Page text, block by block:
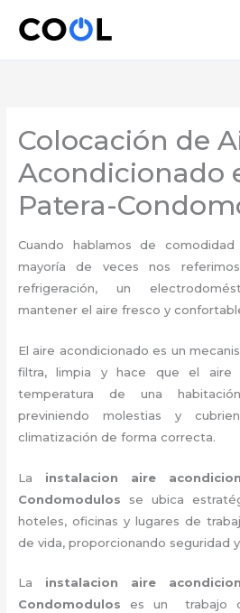
Colocación de
Acondicionado
Patera-
Cuando hablamos de
mayoría de veces nos
refrigeración, un
mantener el aire fresco y
El aire acondicionado es un
filtra, limpia y hace que el aire
temperatura de una
previniendo molestias y
climatización de forma correcta.
La instalacion aire
Condomodulos se ubica
hoteles, oficinas y lugares de
de vida, proporcionando seguridad
La instalacion aire
Condomodulos
es un
trabajo